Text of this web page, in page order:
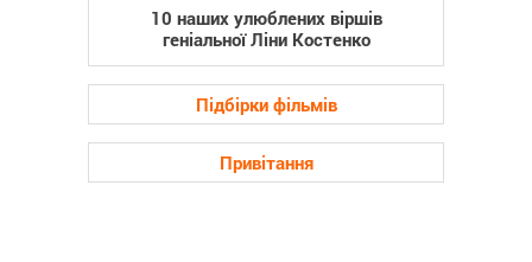
10 наших улюблених віршів
геніальної Ліни Костенко
Підбірки фільмів
Привітання